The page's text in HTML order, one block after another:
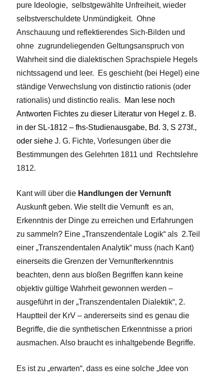
pure Ideologie, selbstgewählte Unfreiheit, wieder
selbstverschuldete Unmündigkeit. Ohne
Anschauung und reflektierendes Sich-Bilden und
ohne zugrundeliegenden Geltungsanspruch von
Wahrheit sind die dialektischen Sprachspiele Hegels
nichtssagend und leer. Es geschieht (bei Hegel) eine
ständige Verwechslung von distinctio rationis (oder
rationalis) und distinctio realis. Man lese noch
Antworten Fichtes zu dieser Literatur von Hegel z. B.
in der SL-1812 – fhs-Studienausgabe, Bd. 3, S 273f.,
oder sieheJ. G. Fichte, Vorlesungen über die
Bestimmungen des Gelehrten 1811 und Rechtslehre
1812.
Kant will über die Handlungen der Vernunft
Auskunft geben. Wie stellt die Vernunft es an,
Erkenntnis der Dinge zu erreichen und Erfahrungen
zu sammeln? Eine „Transzendentale Logik“ als 2.Teil
einer „Transzendentalen Analytik“ muss (nach Kant)
einerseits die Grenzen der Vernunfterkenntnis
beachten, denn aus bloßen Begriffen kann keine
objektiv gültige Wahrheit gewonnen werden –
ausgeführt in der „Transzendentalen Dialektik“, 2.
Hauptteil der KrV – andererseits sind es genau die
Begriffe, die die synthetischen Erkenntnisse a priori
ausmachen. Also braucht es inhaltgebende Begriffe.
Es ist zu „erwarten“, dass es eine solche „Idee von